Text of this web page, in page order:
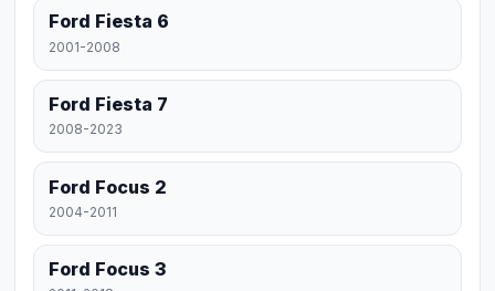
Ford Fiesta 6
2001-2008
Ford Fiesta 7
2008-2023
Ford Focus 2
2004-2011
Ford Focus 3